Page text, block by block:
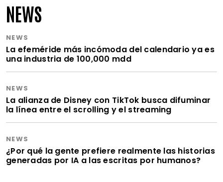
NEWS
NEWS
La efeméride más incómoda del calendario ya es
una industria de 100,000 mdd
NEWS
La alianza de Disney con TikTok busca difuminar
la línea entre el scrolling y el streaming
NEWS
¿Por qué la gente prefiere realmente las historias
generadas por IA a las escritas por humanos?